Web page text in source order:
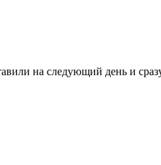
на следующий день и